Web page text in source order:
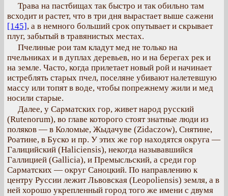
Трава на пастбищах так быстро и так обильно там
всходит и растет, что в три дня вырастает выше сажени
[145], а в немного больший срок опутывает и скрывает
плуг, забытый в травянистых местах.
Пчелиные рои там кладут мед не только на
пчельниках и в дуплах деревьев, но и на берегах рек и
на земле. Часто, когда прилетает новый рой и начинает
истреблять старых пчел, поселяне убивают налетевшую
массу или топят в воде, чтобы попрежнему жили и мед
носили старые.
Далее, у Сарматских гор, живет народ русский
(Rutenorum), во главе которого стоят знатные люди из
поляков — в Коломые, Жыдачуве (Zidaczow), Снятине,
Роатине, в Буско и пр. У этих же гор находятся округа —
Галицийский (Haliciensis), некогда называвшийся
Галлицией (Gallicia), и Премысльский, а среди гор
Сарматских — округ Саноцкий. По направлению к
центру Руссии лежит Львовская (Leopoliensis) земля, а в
ней хорошо укрепленный город того же имени с двумя